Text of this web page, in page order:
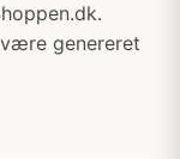
genereret